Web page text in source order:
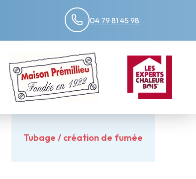
04 79 81 45 98
Tubage / création de fumée